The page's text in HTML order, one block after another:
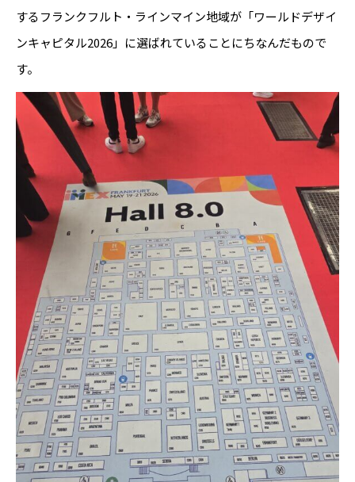
するフランクフルト・ラインマイン地域が「ワールドデザイ
ンキャピタル2026」に選ばれていることにちなんだもので
す。